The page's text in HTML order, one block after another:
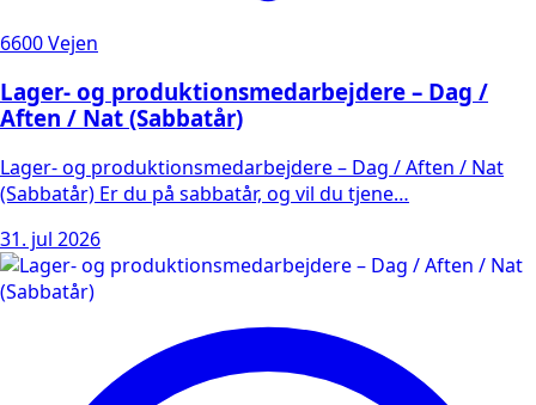
6600 Vejen
Lager- og produktionsmedarbejdere – Dag /
Aften / Nat (Sabbatår)
Lager- og produktionsmedarbejdere – Dag / Aften / Nat
(Sabbatår) Er du på sabbatår, og vil du tjene…
31. jul 2026